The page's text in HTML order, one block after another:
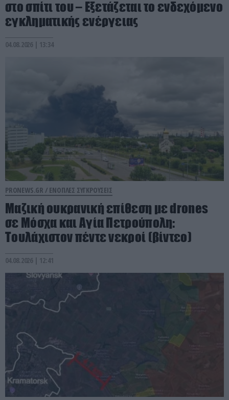
στο σπίτι του – Εξετάζεται το ενδεχόμενο
εγκληματικής ενέργειας
04.08.2026 | 13:34
PRONEWS.GR / ΕΝΟΠΛΕΣ ΣΥΓΚΡΟΥΣΕΙΣ
Μαζική ουκρανική επίθεση με drones
σε Μόσχα και Αγία Πετρούπολη:
Τουλάχιστον πέντε νεκροί (βίντεο)
04.08.2026 | 12:41